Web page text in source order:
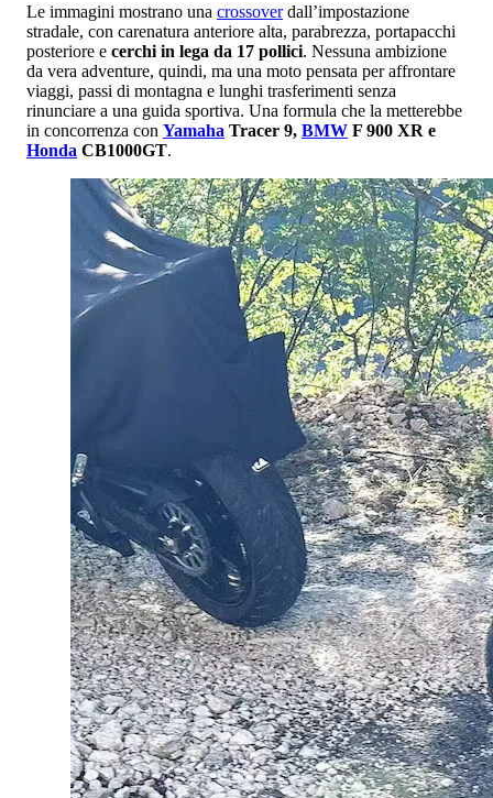
Le immagini mostrano una crossoverdall’impostazione
stradale, con carenatura anteriore alta, parabrezza, portapacchi
posteriore e cerchi in lega da 17 pollici. Nessuna ambizione
da vera adventure, quindi, ma una moto pensata per affrontare
viaggi, passi di montagna e lunghi trasferimenti senza
rinunciare a una guida sportiva. Una formula che la metterebbe
in concorrenza con Yamaha Tracer 9, BMW F 900 XR e
Honda CB1000GT.